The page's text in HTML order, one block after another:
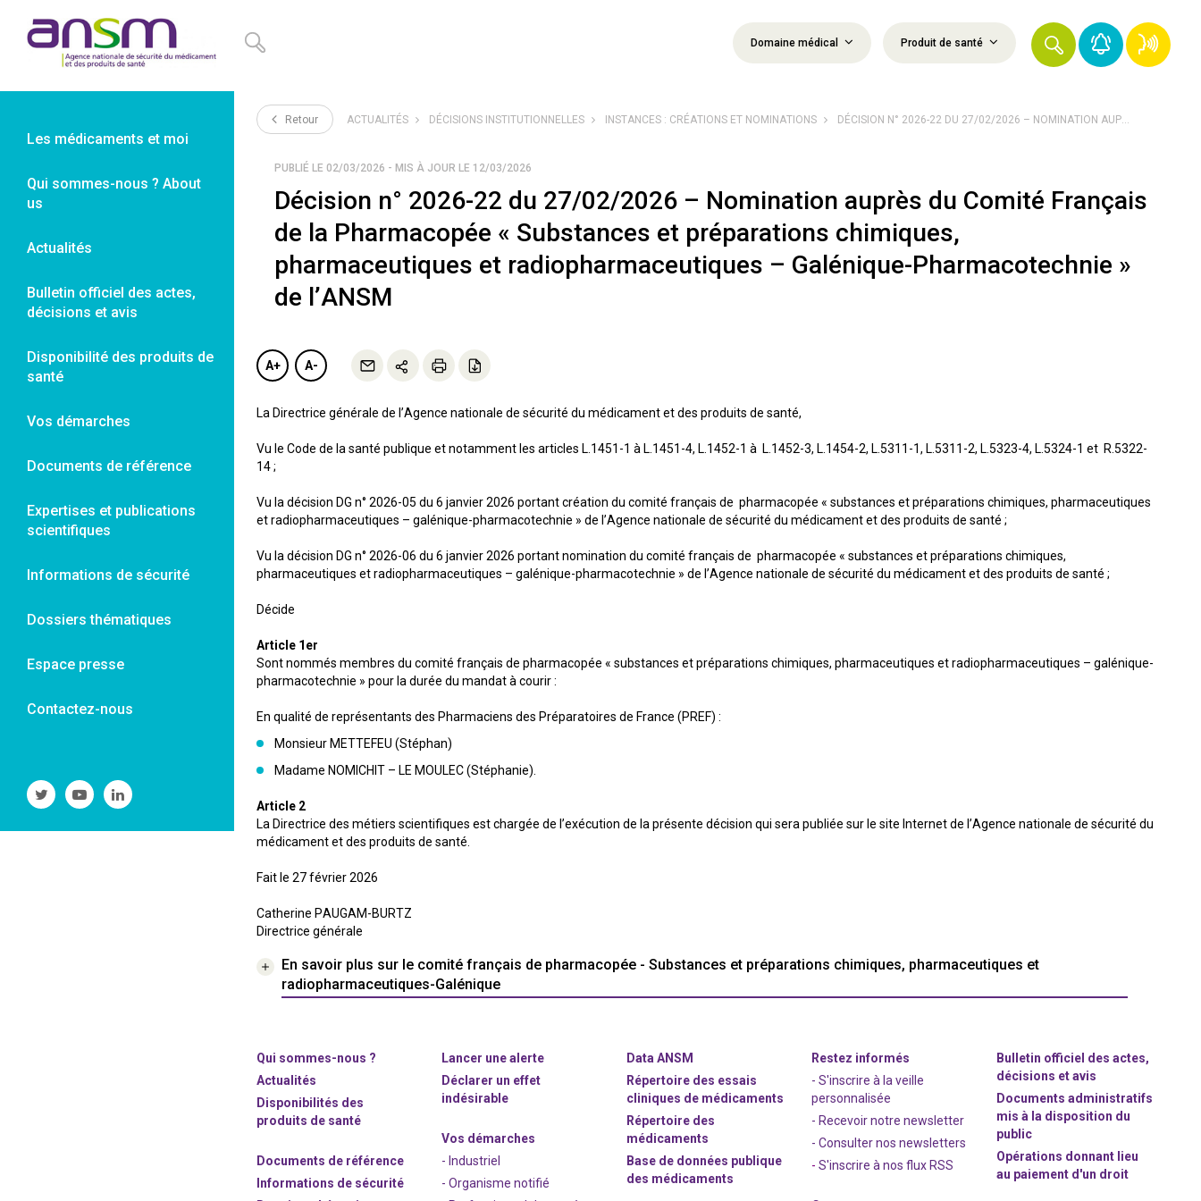
Domaine médical Produit de santé
Les médicaments et moi
Qui sommes-nous ? About
us
Actualités
Bulletin officiel des actes,
décisions et avis
Disponibilité des produits de
santé
Vos démarches
Documents de référence
Expertises et publications
scientifiques
Informations de sécurité
Dossiers thématiques
Espace presse
Contactez-nous
Suivre
l'ANSM
Twitter
Suivre
l'ANSM
Youtube
Suivre
l'ANSM
Linkedin
Retour ACTUALITÉS DÉCISIONS INSTITUTIONNELLES INSTANCES : CRÉATIONS ET NOMINATIONS DÉCISION N° 2026-22 DU 27/02/2026 – NOMINATION AUP...
PUBLIÉ LE 02/03/2026 - MIS À JOUR LE 12/03/2026
Décision n° 2026-22 du 27/02/2026 – Nomination auprès du Comité Français
de la Pharmacopée « Substances et préparations chimiques,
pharmaceutiques et radiopharmaceutiques – Galénique-Pharmacotechnie »
de l’ANSM
A+ A-
La Directrice générale de l’Agence nationale de sécurité du médicament et des produits de santé,
Vu le Code de la santé publique et notamment les articles L.1451-1 à L.1451-4, L.1452-1 à L.1452-3, L.1454-2, L.5311-1, L.5311-2, L.5323-4, L.5324-1 et R.5322-
14 ;
Vu la décision DG n° 2026-05 du 6 janvier 2026 portant création du comité français de pharmacopée « substances et préparations chimiques, pharmaceutiques
et radiopharmaceutiques – galénique-pharmacotechnie » de l’Agence nationale de sécurité du médicament et des produits de santé ;
Vu la décision DG n° 2026-06 du 6 janvier 2026 portant nomination du comité français de pharmacopée « substances et préparations chimiques,
pharmaceutiques et radiopharmaceutiques – galénique-pharmacotechnie » de l’Agence nationale de sécurité du médicament et des produits de santé ;
Décide
Article 1er
Sont nommés membres du comité français de pharmacopée « substances et préparations chimiques, pharmaceutiques et radiopharmaceutiques – galénique-
pharmacotechnie » pour la durée du mandat à courir :
En qualité de représentants des Pharmaciens des Préparatoires de France (PREF) :
Monsieur METTEFEU (Stéphan)
Madame NOMICHIT – LE MOULEC (Stéphanie).
Article 2
La Directrice des métiers scientifiques est chargée de l’exécution de la présente décision qui sera publiée sur le site Internet de l’Agence nationale de sécurité du
médicament et des produits de santé.
Fait le 27 février 2026
Catherine PAUGAM-BURTZ
Directrice générale
En savoir plus sur le comité français de pharmacopée - Substances et préparations chimiques, pharmaceutiques et
radiopharmaceutiques-Galénique
Qui sommes-nous ?
Actualités
Disponibilités des
produits de santé
Documents de référence
Informations de sécurité
Lancer une alerte
Déclarer un effet
indésirable
Vos démarches
- Industriel
- Organisme notifié
Data ANSM
Répertoire des essais
cliniques de médicaments
Répertoire des
médicaments
Base de données publique
des médicaments
Restez informés
- S'inscrire à la veille
personnalisée
- Recevoir notre newsletter
- Consulter nos newsletters
-S'inscrire à nos flux RSS
Bulletin officiel des actes,
décisions et avis
Documents administratifs
mis à la disposition du
public
Opérations donnant lieu
au paiement d'un droit